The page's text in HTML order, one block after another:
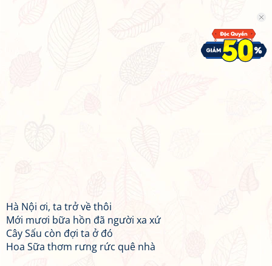
Hà Nội ơi, ta trở về thôi
Mới mươi bữa hồn đã người xa xứ
Cây Sấu còn đợi ta ở đó
Hoa Sữa thơm rưng rức quê nhà